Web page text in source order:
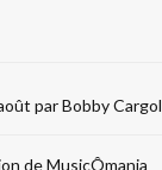
par Bobby Cargol
de MusicÔmania